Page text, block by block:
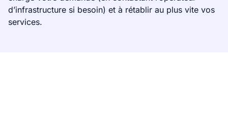
d’infrastructure si besoin) et à rétablir au plus vite vos
services.